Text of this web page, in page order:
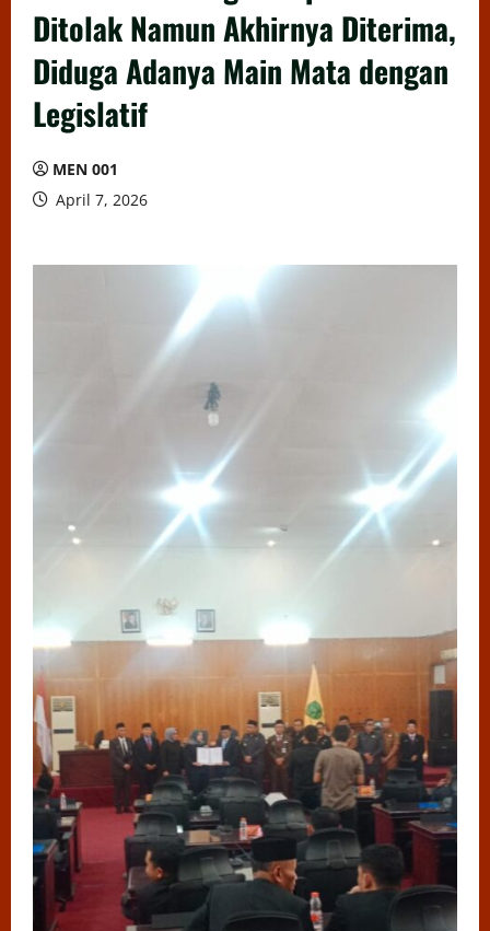
Ditolak Namun Akhirnya Diterima,
Diduga Adanya Main Mata dengan
Legislatif
MEN 001
April 7, 2026